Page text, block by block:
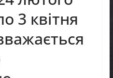
3 квітня